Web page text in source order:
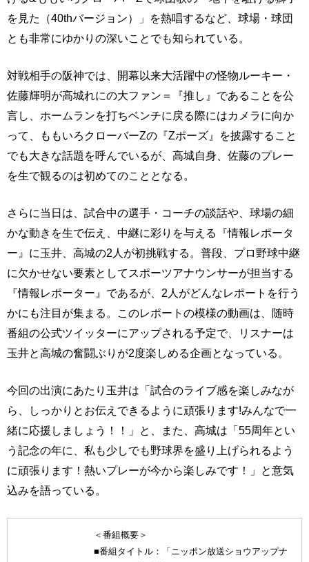
を見た（40thバージョン）」を熱唱するなど、球場・球団
とも非常にゆかりの深いことでも知られている。
対戦相手の阪神では、開幕以来大活躍中の怪物ルーキー・
佐藤輝明が高城れにの大ファン＝『推し』であることを公
言し、ホームランを打ちベンチに戻る際にはカメラに向か
って、ももいろクローバーZの『Zポーズ』を披露すること
でも大きな話題を呼んでいるが、高城自身、佐藤のプレー
を生で観るのは初めてのこととなる。
さらに当日は、試合中の選手・コーチの談話や、球場の細
かな動きを生で伝え、中継に彩りを与える『情報レポータ
ー』に玉井、高城の2人が初挑戦する。普段、プロ野球中継
に欠かせない要素としてスポーツアナウンサーが担当する
『情報レポーター』であるが、2人がどんなレポートを行う
かにも注目が集まる。このレポートの模様の動画は、随時
番組の公式ツイッターにアップされる予定で、リスナーは
玉井と高城の奮闘ぶりが2度楽しめる企画となっている。
今回の出演にあたり玉井は「試合のライブ感を楽しみなが
ら、しっかりとお伝えできるように頑張ります!みんなで一
緒に応援しましょう！！」と、また、高城は「55周年とい
う記念の年に、私も少しでも野球界を盛り上げられるよう
に頑張ります！熱いプレーが今から楽しみです！」と意気
込みを語っている。
＜番組概要＞
■番組タイトル：「ニッポン放送ショウアップナ